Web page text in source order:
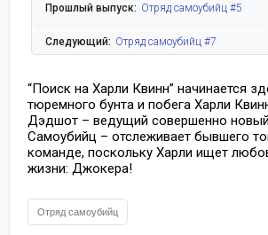
Прошлый выпуск: Отряд самоубийц #5
Следующий: Отряд самоубийц #7
“Поиск на Харли Квинн” начинается
тюремного бунта и побега Харли
Дэдшот – ведущий совершенно
Самоубийц – отслеживает бывшего
команде, поскольку Харли ищет
жизни: Джокера!
Отряд самоубийц